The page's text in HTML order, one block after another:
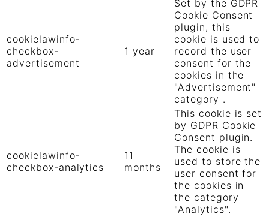
cookielawinfo-
checkbox-
advertisement
1 year
Set by the GDPR
Cookie Consent
plugin, this
cookie is used to
record the user
consent for the
cookies in the
"Advertisement"
category .
cookielawinfo-
checkbox-analytics
11
months
This cookie is set
by GDPR Cookie
Consent plugin.
The cookie is
used to store the
user consent for
the cookies in
the category
"Analytics".